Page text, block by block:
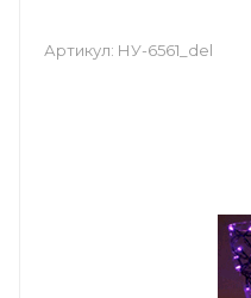
Артикул: НУ-6561_del